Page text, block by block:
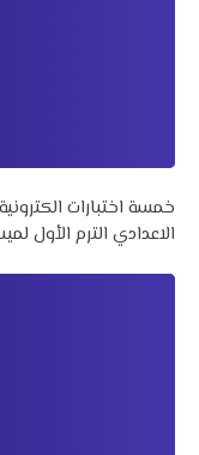
خمسة اختبارات
الاعدادي الترم الأول